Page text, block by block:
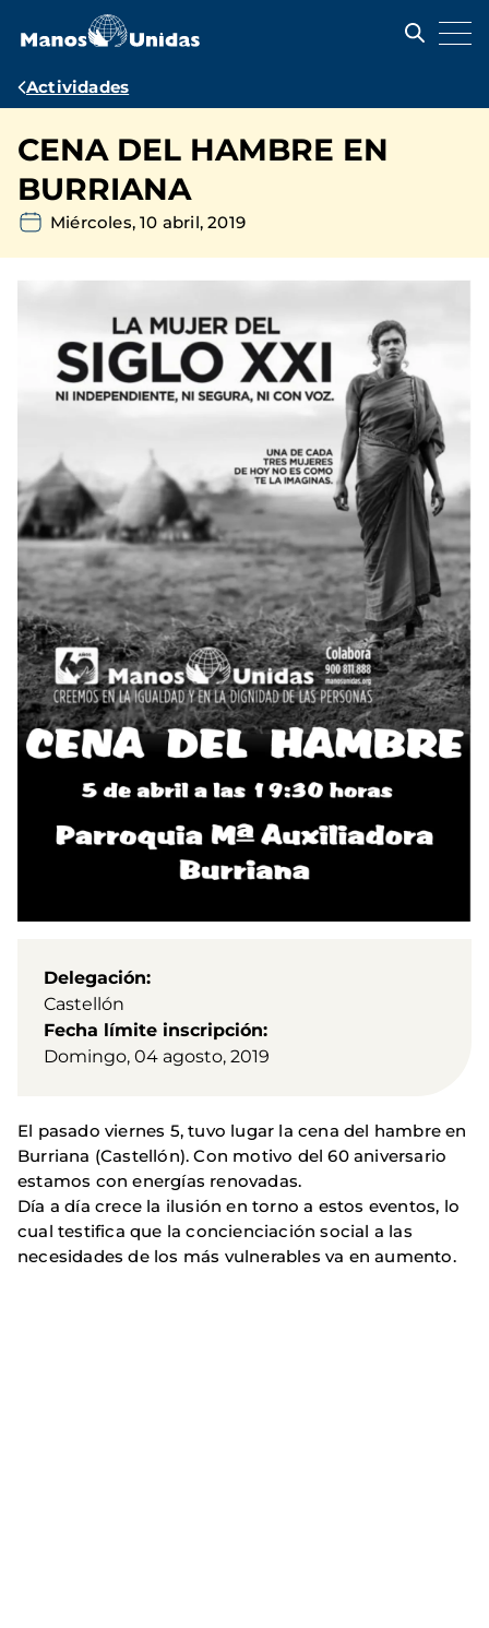
contenido
Ruta
navegación
Actividades
CENA DEL HAMBRE EN
BURRIANA
Miércoles, 10 abril, 2019
Delegación
Castellón
Fecha límite inscripción
Domingo, 04 agosto, 2019
El pasado viernes 5, tuvo lugar la cena del hambre en
Burriana (Castellón). Con motivo del 60 aniversario
estamos con energías renovadas.
Día a día crece la ilusión en torno a estos eventos, lo
cual testifica que la concienciación social a las
necesidades de los más vulnerables va en aumento.